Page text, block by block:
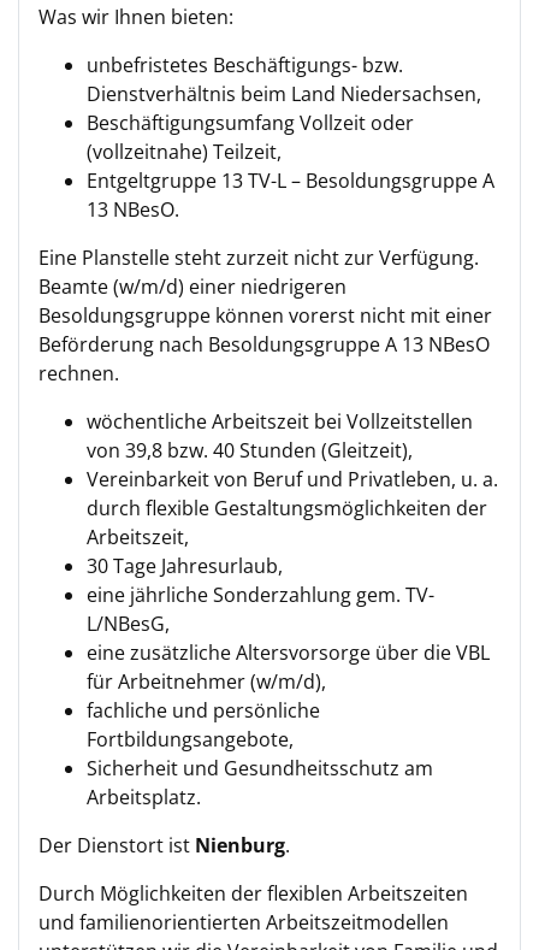
Was wir Ihnen bieten:
unbefristetes Beschäftigungs- bzw.
Dienstverhältnis beim Land Niedersachsen,
Beschäftigungsumfang Vollzeit oder
(vollzeitnahe) Teilzeit,
Entgeltgruppe 13 TV-L – Besoldungsgruppe A
13 NBesO.
Eine Planstelle steht zurzeit nicht zur Verfügung.
Beamte (w/m/d) einer niedrigeren
Besoldungsgruppe können vorerst nicht mit einer
Beförderung nach Besoldungsgruppe A 13 NBesO
rechnen.
wöchentliche Arbeitszeit bei Vollzeitstellen
von 39,8 bzw. 40 Stunden (Gleitzeit),
Vereinbarkeit von Beruf und Privatleben, u. a.
durch flexible Gestaltungsmöglichkeiten der
Arbeitszeit,
30 Tage Jahresurlaub,
eine jährliche Sonderzahlung gem. TV-
L/NBesG,
eine zusätzliche Altersvorsorge über die VBL
für Arbeitnehmer (w/m/d),
fachliche und persönliche
Fortbildungsangebote,
Sicherheit und Gesundheitsschutz am
Arbeitsplatz.
Der Dienstort ist Nienburg.
Durch Möglichkeiten der flexiblen Arbeitszeiten
und familienorientierten Arbeitszeitmodellen